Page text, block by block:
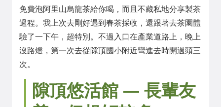
免費泡阿里山烏龍茶給你喝，而且不藏私地分享製茶
過程。我上次去剛好遇到春茶採收，還跟著去茶園體
驗了一下午，超特別。不過入口在產業道路上，晚上
沒路燈，第一次去從隙頂國小附近彎進去時開過頭三
次。
隙頂悠活館 — 長輩友